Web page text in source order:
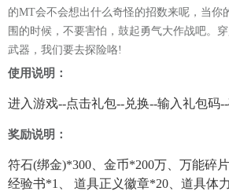
的MT会不会想出什么奇怪的招数来呢，当你
围的时候，不要害怕，鼓起勇气大作战吧。
武器，我们要去探险咯!
使用说明：
进入游戏--点击礼包--兑换--输入礼包码
奖励说明：
符石(绑金)*300、金币*200万、万能碎
经验书*1、 道具正义徽章*20、道具体